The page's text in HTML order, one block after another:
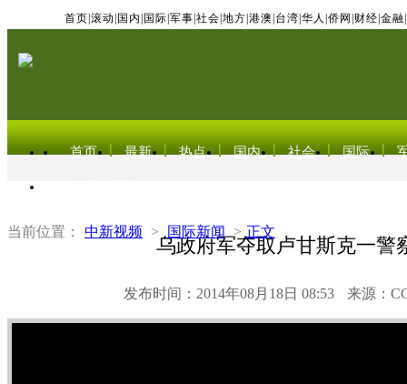
首页 滚动 国内 国际 军事 社会 地方 港澳 台湾 华人 侨网 财经 金融
首页 最新 热点 国内 社会 国际
当前位置： 中新视频 > 国际新闻 > 正文
乌政府军夺取卢甘斯克一警
发布时间：2014年08月18日 08:53 来源：